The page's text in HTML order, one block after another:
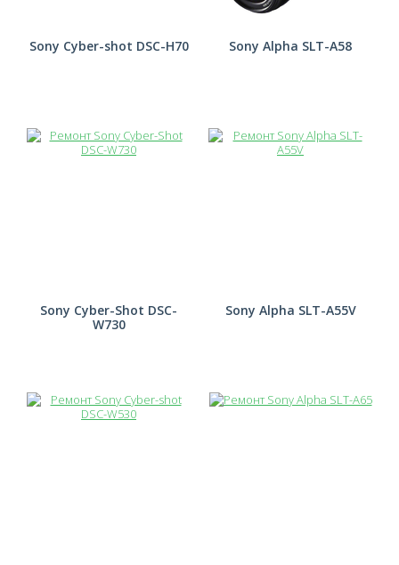
Sony Cyber-shot DSC-H70 Sony Alpha SLT-A58
Sony Cyber-Shot DSC-
W730
Sony Alpha SLT-A55V